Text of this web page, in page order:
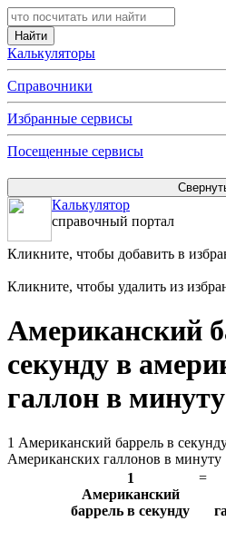
Калькуляторы
Справочники
Избранные сервисы
Посещенные сервисы
Калькулятор
справочный портал
Кликните, чтобы добавить в
Кликните, чтобы удалить из
Американский
секунду в
галлон в минуту
1 Американский баррель в
Американских галлонов в минуту
1
Американский
баррель в секунду
=